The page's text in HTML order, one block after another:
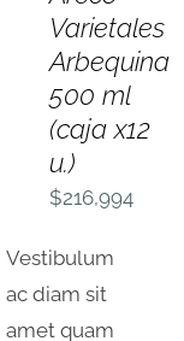
DETALLESVarietales
Arbequina
500 ml
(caja x12
u.)
$216,994
Vestibulum
ac diam sit
amet quam